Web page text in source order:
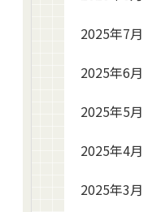
2025年7月
2025年6月
2025年5月
2025年4月
2025年3月